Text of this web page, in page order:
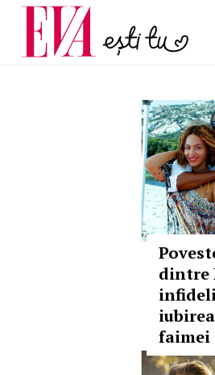
dintre
faimei
Carieră
Actualitate